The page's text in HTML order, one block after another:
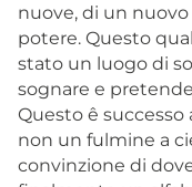
nuove, di un
potere. Questo
stato un luogo di
sognare e
Questo ê successo
non un fulmine a
convinzione di